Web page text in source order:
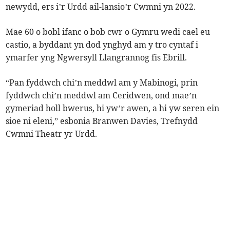
newydd, ers i’r Urdd ail-lansio’r Cwmni yn 2022.
Mae 60 o bobl ifanc o bob cwr o Gymru wedi cael eu
castio, a byddant yn dod ynghyd am y tro cyntaf i
ymarfer yng Ngwersyll Llangrannog fis Ebrill.
“Pan fyddwch chi’n meddwl am y Mabinogi, prin
fyddwch chi’n meddwl am Ceridwen, ond mae’n
gymeriad holl bwerus, hi yw’r awen, a hi yw seren ein
sioe ni eleni,” esbonia Branwen Davies, Trefnydd
Cwmni Theatr yr Urdd.